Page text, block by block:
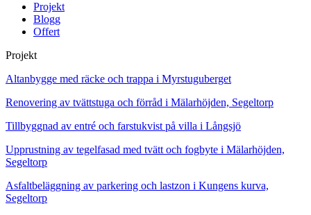
Projekt
Blogg
Offert
Projekt
Altanbygge med räcke och trappa i Myrstuguberget
Renovering av tvättstuga och förråd i Mälarhöjden, Segeltorp
Tillbyggnad av entré och farstukvist på villa i Långsjö
Upprustning av tegelfasad med tvätt och fogbyte i Mälarhöjden,
Segeltorp
Asfaltbeläggning av parkering och lastzon i Kungens kurva,
Segeltorp